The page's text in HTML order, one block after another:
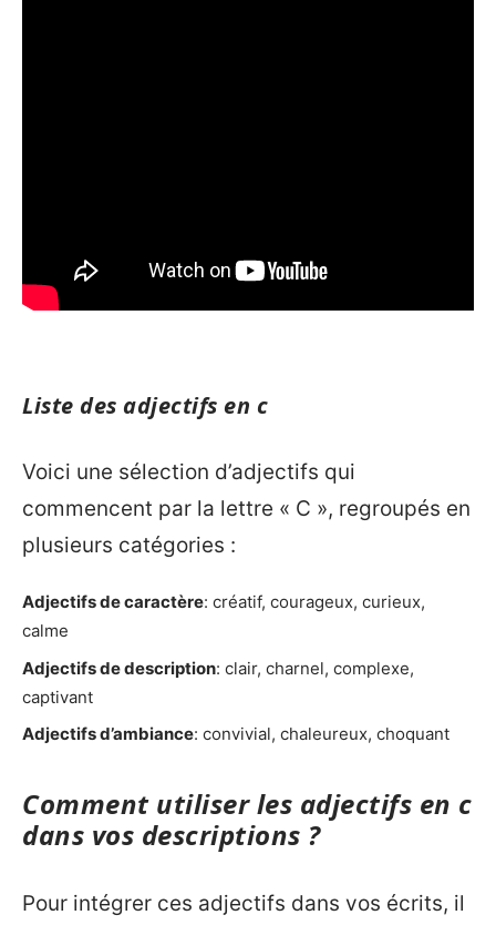
Liste des adjectifs en c
Voici une sélection d’adjectifs qui
commencent par la lettre « C », regroupés en
plusieurs catégories :
Adjectifs de caractère: créatif, courageux, curieux,
calme
Adjectifs de description: clair, charnel, complexe,
captivant
Adjectifs d’ambiance: convivial, chaleureux, choquant
Comment utiliser les adjectifs en c
dans vos descriptions ?
Pour intégrer ces adjectifs dans vos écrits, il